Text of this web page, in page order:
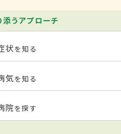
添うアプローチ
状を知る
気を知る
院を探す